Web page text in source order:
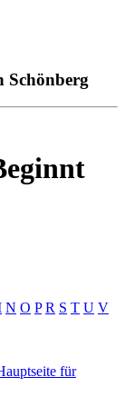
Schönberg
N O P R S T U V
für